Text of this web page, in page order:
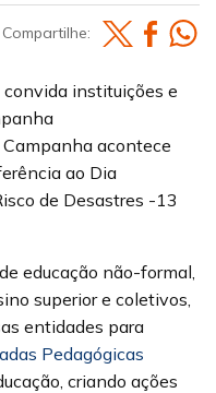
Compartilhe:
convida instituições e
acontece
ao Dia
de Desastres -13
educação não-formal,
superior e coletivos,
entidades para
Pedagógicas
criando ações